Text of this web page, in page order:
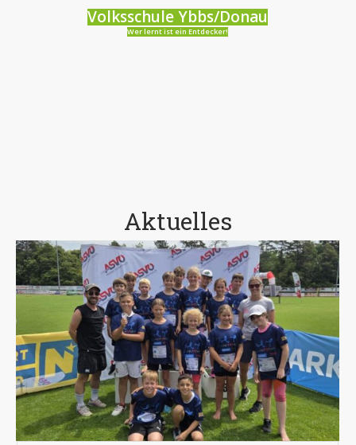
Volksschule Ybbs/Donau
Wer lernt ist ein Entdecker!
Aktuelles